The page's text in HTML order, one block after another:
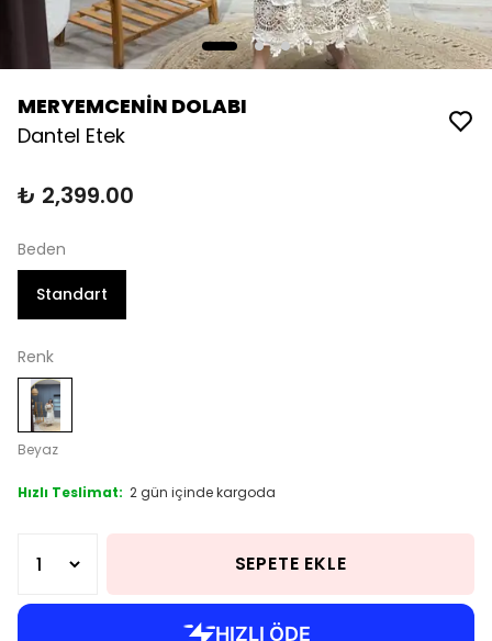
MERYEMCENİN DOLABI
Dantel Etek
₺ 2,399.00
Beden
Standart
Renk
Beyaz
Hızlı Teslimat: 2 gün içinde kargoda
SEPETE EKLE